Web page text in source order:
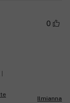
0
Ilmianna